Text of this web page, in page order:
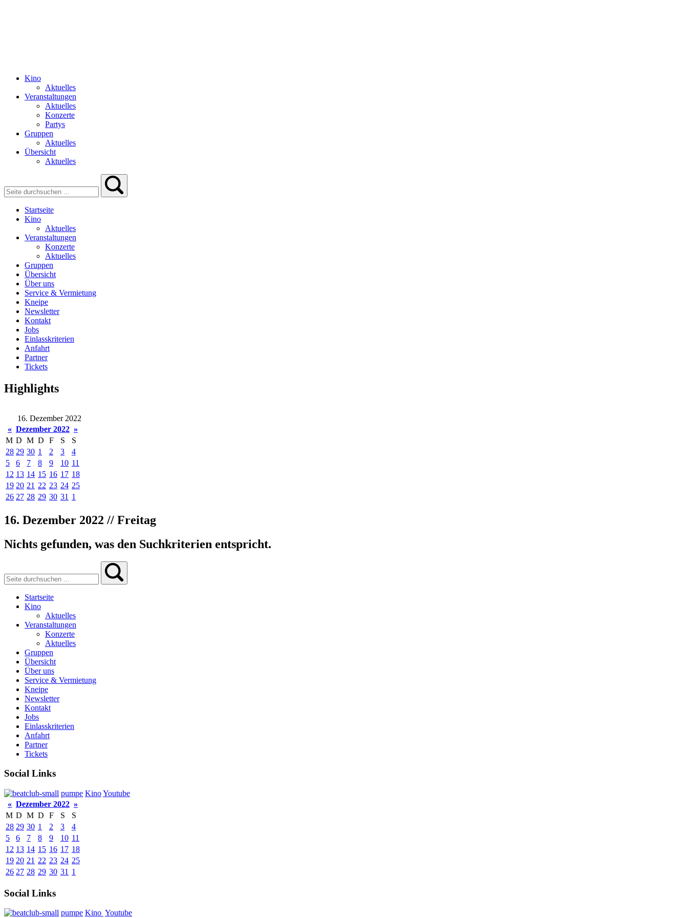
Kino
Aktuelles
Veranstaltungen
Aktuelles
Konzerte
Partys
Gruppen
Aktuelles
Übersicht
Aktuelles
Startseite
Kino
Aktuelles
Veranstaltungen
Konzerte
Aktuelles
Gruppen
Übersicht
Über uns
Service & Vermietung
Kneipe
Newsletter
Kontakt
Jobs
Einlasskriterien
Anfahrt
Partner
Tickets
Highlights
16. Dezember 2022
« Dezember 2022 »
M D M D F S
S
28 29 30 1 2 3
4
5
6 7 8 9 10 11
12 13 14 15 16 17 18
19 20 21 22 23 24 25
26 27 28 29 30 31 1
16. Dezember 2022 // Freitag
Nichts gefunden, was den Suchkriterien entspricht.
Startseite
Kino
Aktuelles
Veranstaltungen
Konzerte
Aktuelles
Gruppen
Übersicht
Über uns
Service & Vermietung
Kneipe
Newsletter
Kontakt
Jobs
Einlasskriterien
Anfahrt
Partner
Tickets
Social Links
pumpe KinoYoutube
« Dezember 2022 »
M D M D F S
S
28 29 30 1 2 3
4
5
6 7 8 9 10 11
12 13 14 15 16 17 18
19 20 21 22 23 24 25
26 27 28 29 30 31 1
Social Links
pumpe Kino Youtube